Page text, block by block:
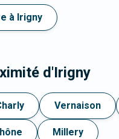
à Irigny
d'Irigny
Vernaison
Millery